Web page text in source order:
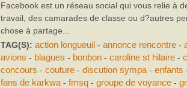
Facebook est un réseau social qui vous relie à
travail, des camarades de classe ou d?autres
chose à partage...
TAG(S): action longueuil - annonce rencontre-
avions - blagues - bonbon- caroline st hilaire-
concours - couture- discution sympa- enfants
fans de karkwa- fmsq- groupe de voyance-